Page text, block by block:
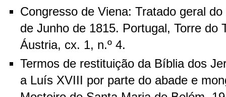
Congresso de Viena: Tratado geral
de Junho de 1815. Portugal, Torre do
Áustria, cx. 1, n.º 4.
Termos de restituição da Bíblia dos
a Luís XVIII por parte do abade e